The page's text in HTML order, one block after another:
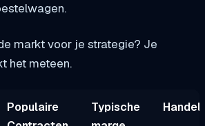
markt voor je strategie? Je
het meteen.
Populaire
Typische